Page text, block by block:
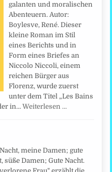
galanten und moralischen
Abenteuern. Autor:
Boylesve, René. Dieser
kleine Roman im Stil
eines Berichts und in
Form eines Briefes an
Niccolo Niccoli, einem
reichen Bürger aus
Florenz, wurde zuerst
unter dem Titel „Les Bains
in…Weiterlesen …
meine Damen; gute
süße Damen; Gute Nacht.